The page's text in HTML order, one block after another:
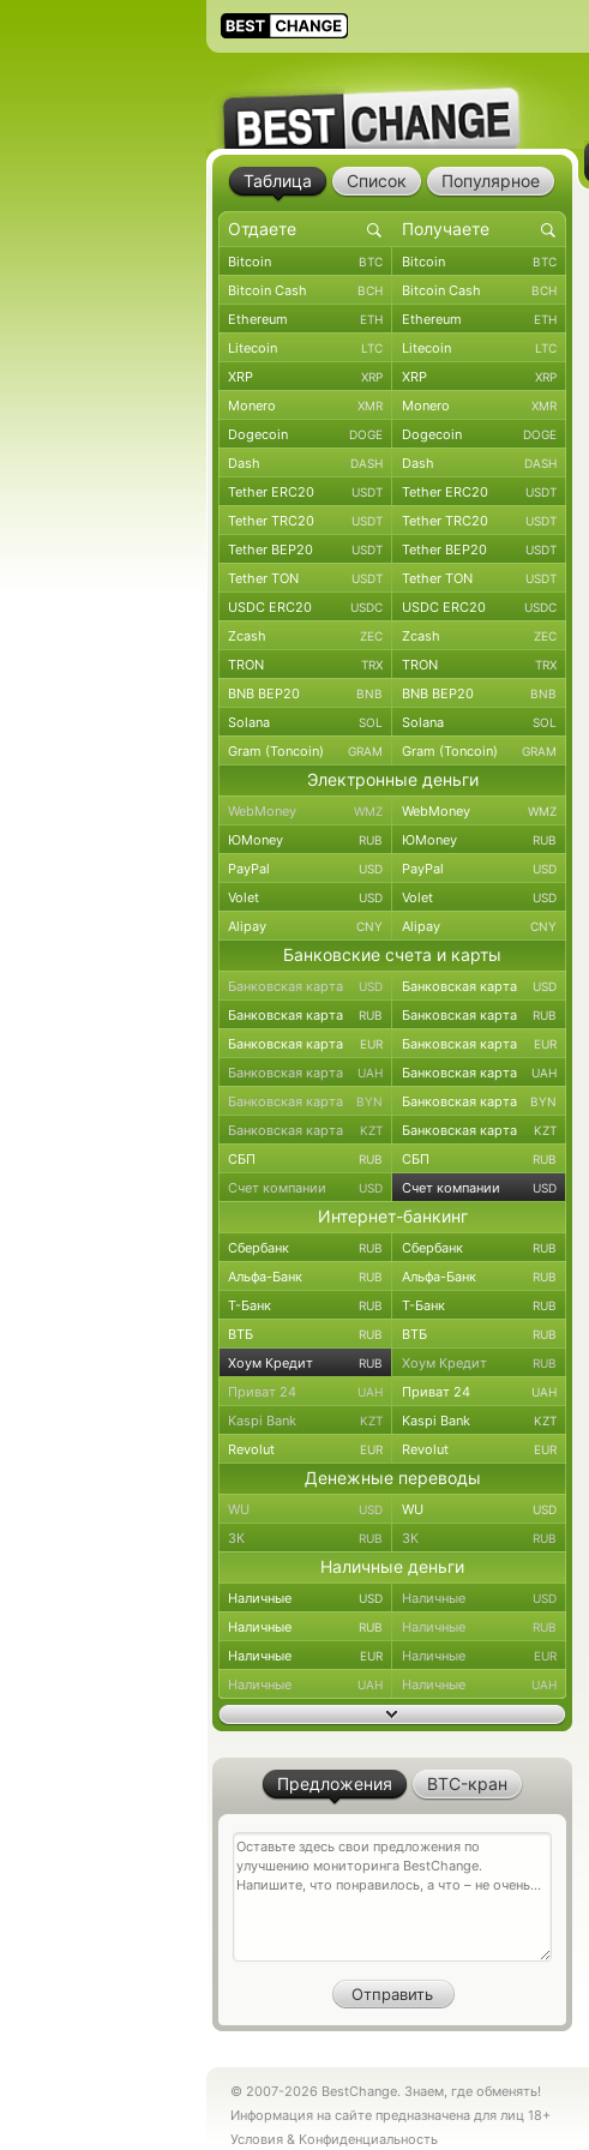
Таблица Список Популярное
Bitcoin BTC Bitcoin BTC
Bitcoin Cash BCH Bitcoin Cash BCH
Ethereum ETH Ethereum ETH
Litecoin LTC Litecoin LTC
XRP XRP XRP XRP
Monero XMR Monero XMR
Dogecoin DOGE Dogecoin DOGE
Dash DASH Dash DASH
Tether ERC20 USDT Tether ERC20 USDT
Tether TRC20 USDT Tether TRC20 USDT
Tether BEP20 USDT Tether BEP20 USDT
Tether TON USDT Tether TON USDT
USDC ERC20 USDC USDC ERC20 USDC
Zcash ZEC Zcash ZEC
TRON TRX TRON TRX
BNB BEP20 BNB BNB BEP20 BNB
Solana SOL Solana SOL
Gram (Toncoin) GRAM Gram (Toncoin) GRAM
Электронные деньги
WebMoney WMZ WebMoney WMZ
ЮMoney RUB ЮMoney RUB
PayPal USD PayPal USD
Volet USD Volet USD
Alipay CNY Alipay CNY
Банковские счета и карты
Банковская карта USD Банковская карта USD
Банковская карта RUB Банковская карта RUB
Банковская карта EUR Банковская карта EUR
Банковская карта UAH Банковская карта UAH
Банковская карта BYN Банковская карта BYN
Банковская карта KZT Банковская карта KZT
СБП RUB СБП RUB
Счет компании USD Счет компании USD
Интернет-банкинг
Сбербанк RUB Сбербанк RUB
Альфа-Банк RUB Альфа-Банк RUB
Т-Банк RUB Т-Банк RUB
ВТБ RUB ВТБ RUB
Хоум Кредит RUB Хоум Кредит RUB
Приват 24 UAH Приват 24 UAH
Kaspi Bank KZT Kaspi Bank KZT
Revolut EUR Revolut EUR
Денежные переводы
WU USD WU USD
ЗК RUB ЗК RUB
Наличные деньги
Наличные USD Наличные USD
Наличные RUB Наличные RUB
Наличные EUR Наличные EUR
Наличные UAH Наличные UAH
Предложения BTC-кран
© 2007-2026 BestChange. Знаем, где обменять!
Информация на сайте предназначена для лиц 18+
Условия & Конфиденциальность